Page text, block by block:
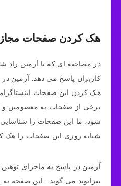
هک کردن صفحات
در مصاحبه ای که با آرمین راد
کاربران پاسخ می دهد. آرمین
هک کردن این صفحات
برخی از صفحات به معصومین و
شود، ما این صفحات را
شبانه روزی این صفحات را هک
آرمین در پاسخ به ماجرای
بیرانوند می گوید : این صفحه به